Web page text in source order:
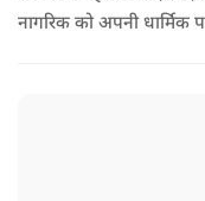
नागरिक को अपनी धार्मिक
अपने नागरिकों की आस्था